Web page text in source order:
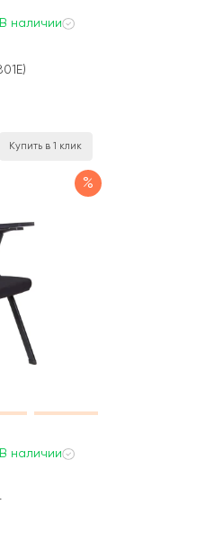
В наличии
Купить в 1 клик
%
В наличии